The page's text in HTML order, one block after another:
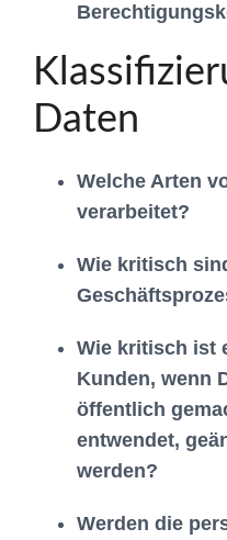
Daten
Welche Arten
verarbeitet?
Wie kritisch
Wie kritisch ist
Kunden, wenn
öffentlich
entwendet,
werden?
Werden die